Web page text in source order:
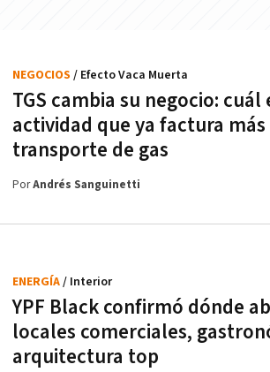
TGS cambia su negocio: cuál
actividad que ya factura
transporte de gas
NEGOCIOS / Efecto Vaca Muerta
PorAndrés Sanguinetti
YPF Black confirmó dónde
locales comerciales,
arquitectura top
ENERGÍA/ Interior